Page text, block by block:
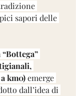
sapori delle
km0) emerge
dall’idea di